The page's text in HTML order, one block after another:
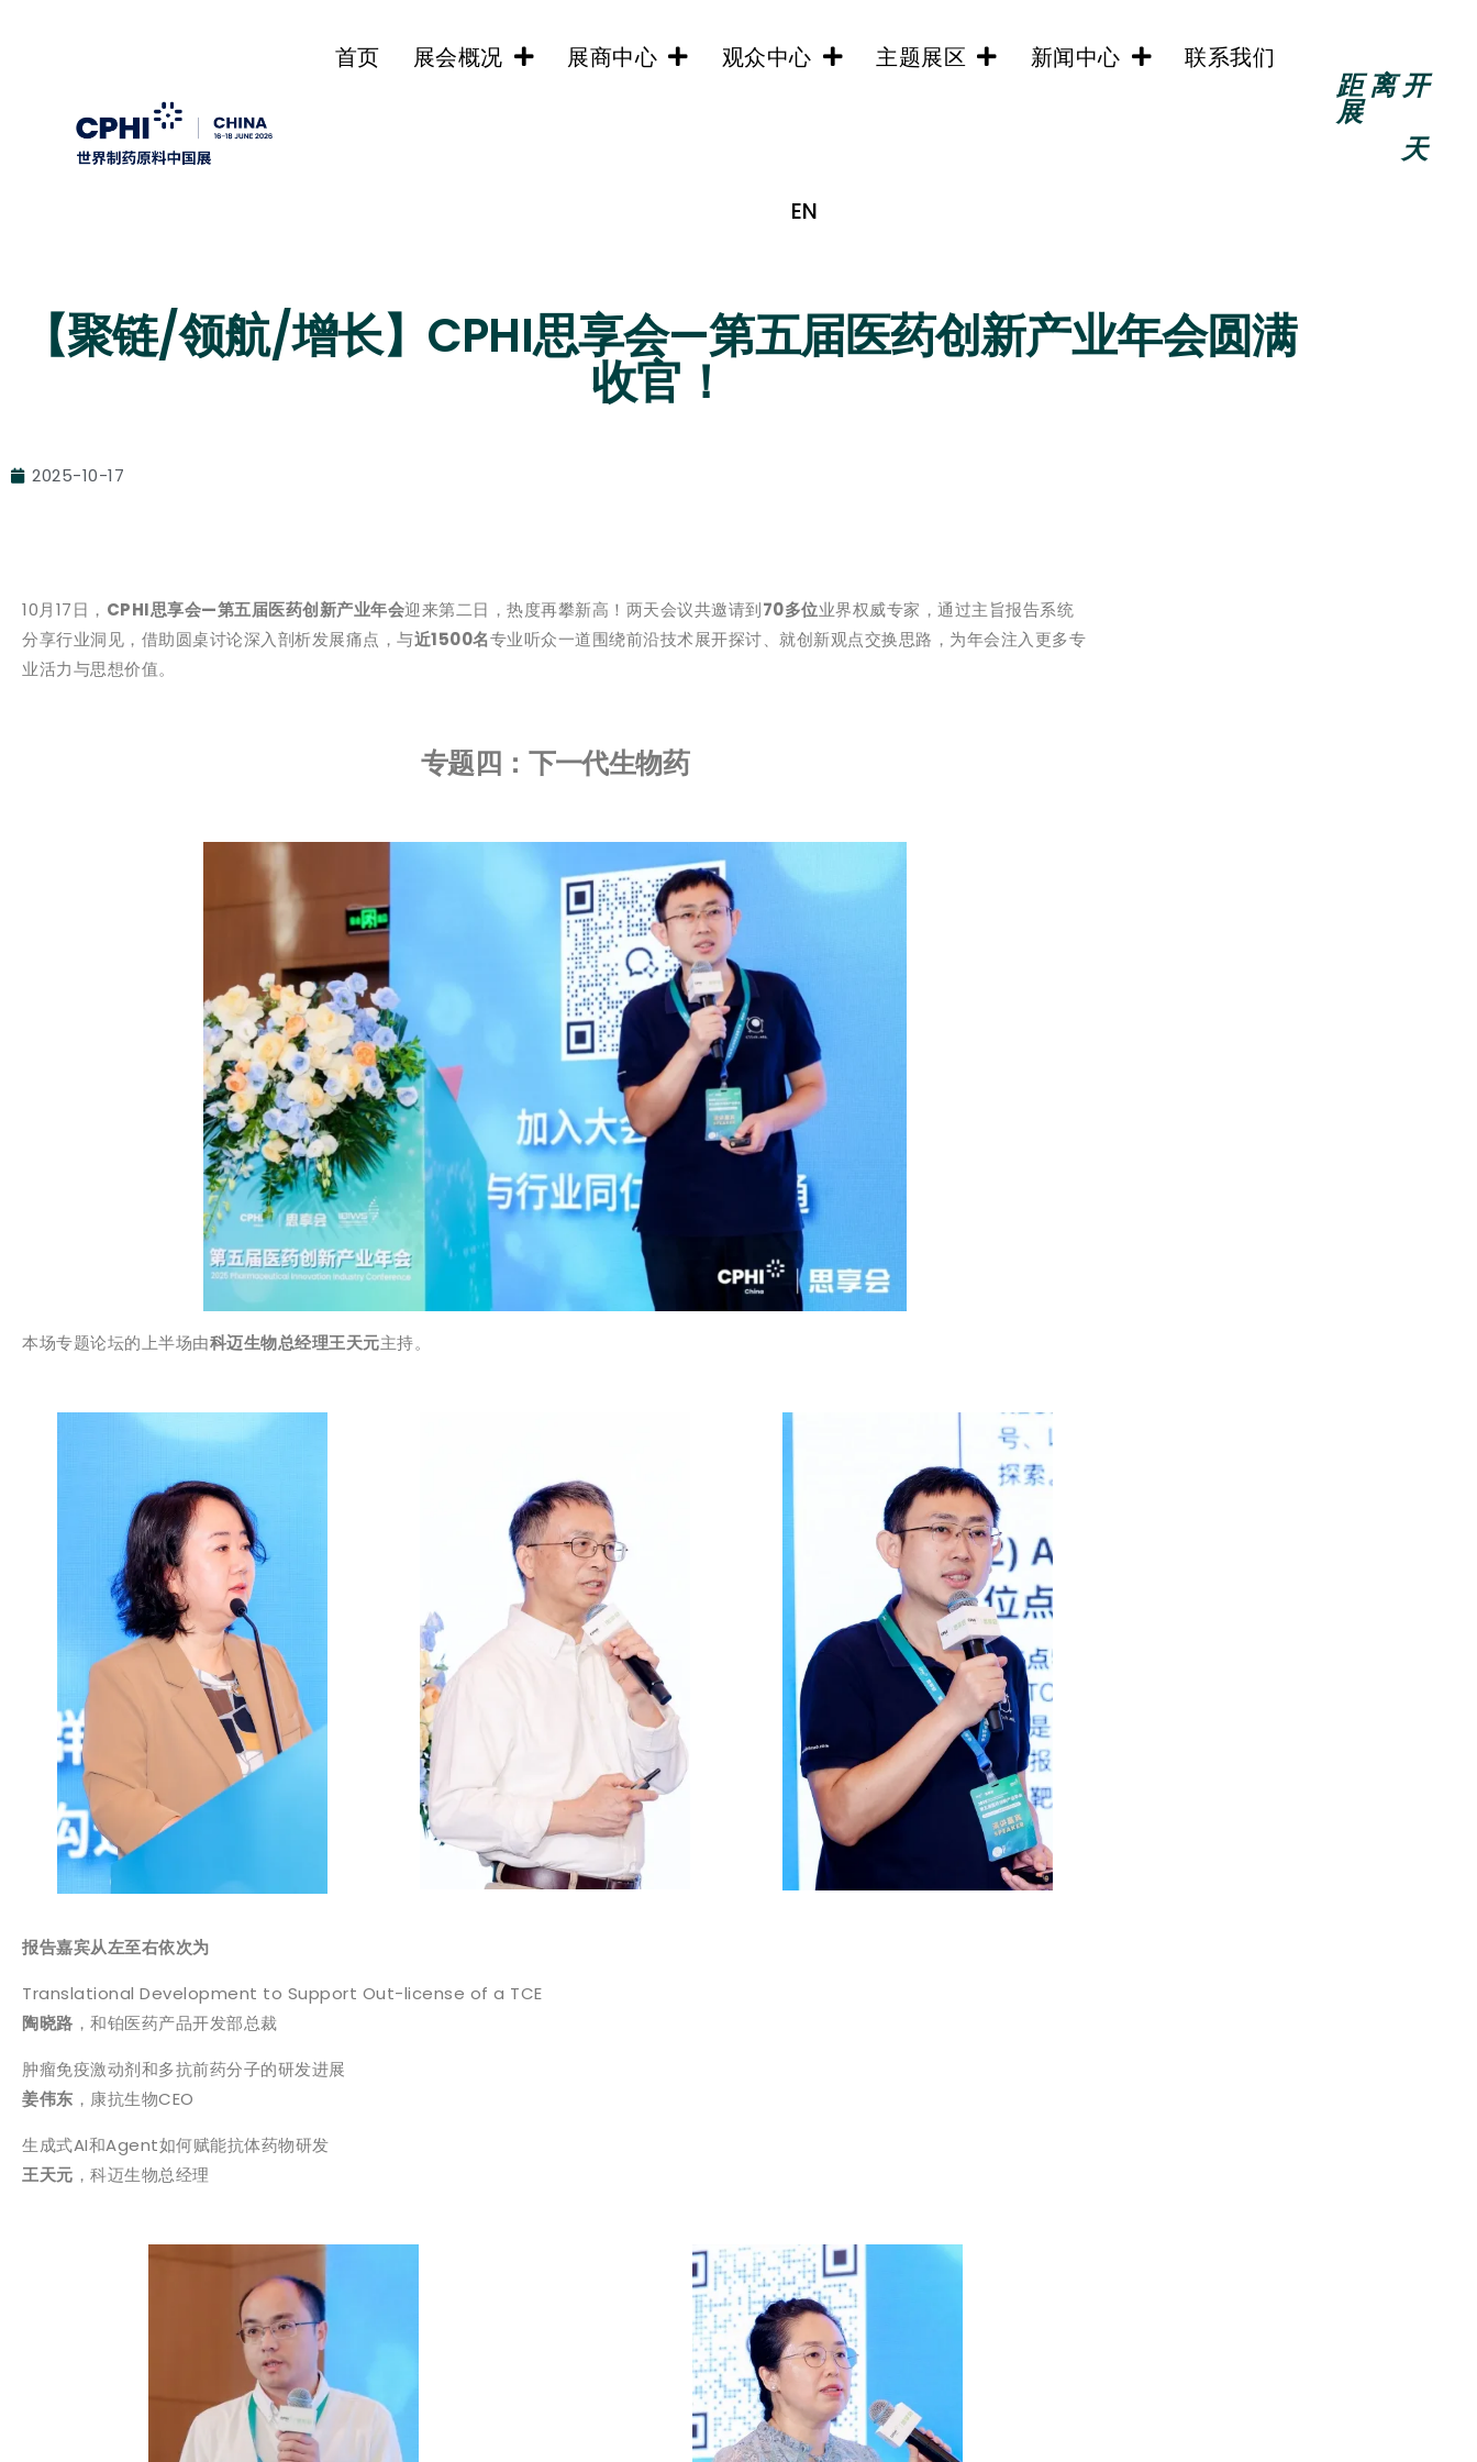
首页 展会概况 展商中心 观众中心 主题展区 新闻中心 联系我们
EN
距离开
展
天
【聚链/领航/增长】CPHI思享会—第五届医药创新产业年会圆满
收官！
2025-10-17
10月17日， CPHI思享会—第五届医药创新产业年会迎来第二日，热度再攀新高！两天会议共邀请到70多位业界权威专家，通过主旨报告系统
分享行业洞见，借助圆桌讨论深入剖析发展痛点，与近1500名专业听众一道围绕前沿技术展开探讨、就创新观点交换思路，为年会注入更多专
业活力与思想价值。
专题四：下一代生物药
本场专题论坛的上半场由科迈生物总经理王天元主持。
报告嘉宾从左至右依次为
Translational Development to Support Out-license of a TCE
陶晓路 ，和铂医药产品开发部总裁
肿瘤免疫激动剂和多抗前药分子的研发进展
姜伟东 ，康抗生物CEO
生成式AI和Agent如何赋能抗体药物研发
王天元 ，科迈生物总经理